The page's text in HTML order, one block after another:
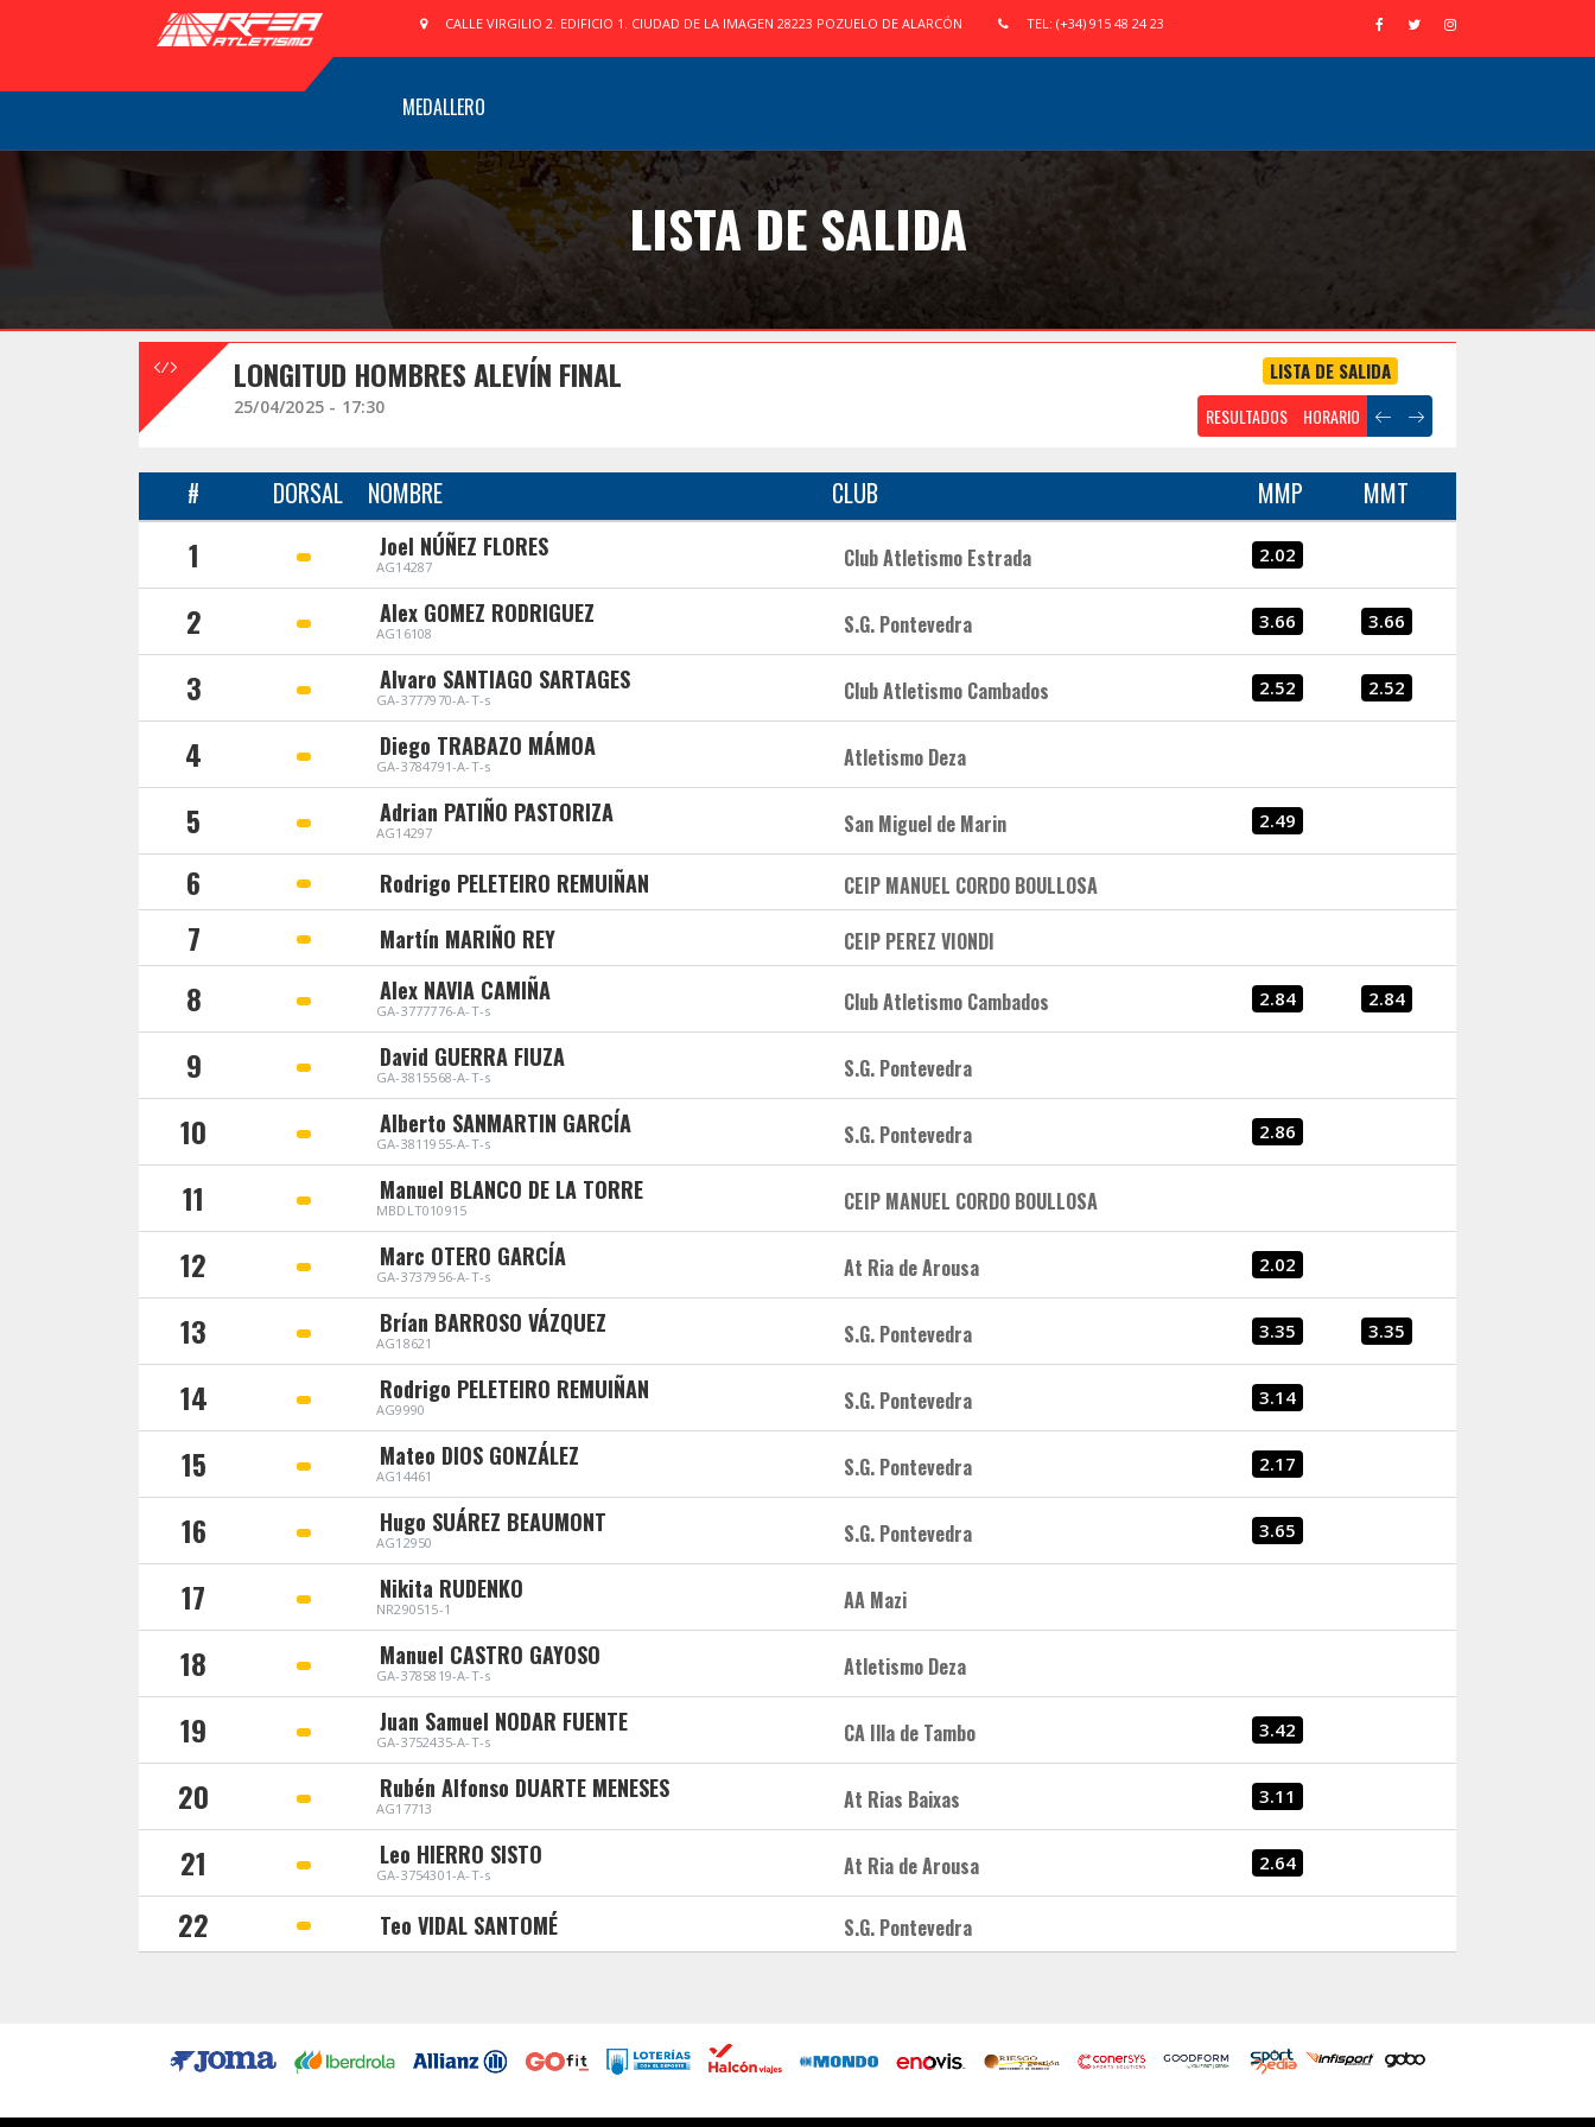
CALLE VIRGILIO 2. EDIFICIO 1. CIUDAD DE LA IMAGEN 28223 POZUELO DE ALARCÓN TEL: (+34) 915 48 24 23
MEDALLERO
LISTA DE SALIDA
LONGITUD HOMBRES ALEVÍN FINAL LISTA DE SALIDA
25/04/2025 - 17:30 RESULTADOS HORARIO
# DORSAL NOMBRE CLUB MMP MMT
1 Joel NÚÑEZ FLORES
AG14287 Club Atletismo Estrada 2.02
2 Alex GOMEZ RODRIGUEZ
AG16108 S.G. Pontevedra 3.66 3.66
3 Alvaro SANTIAGO SARTAGES
GA-3777970-A-T-s Club Atletismo Cambados 2.52 2.52
4 Diego TRABAZO MÁMOA
GA-3784791-A-T-s Atletismo Deza
5 Adrian PATIÑO PASTORIZA
AG14297 San Miguel de Marin 2.49
6 Rodrigo PELETEIRO REMUIÑAN CEIP MANUEL CORDO BOULLOSA
7 Martín MARIÑO REY CEIP PEREZ VIONDI
8 Alex NAVIA CAMIÑA
GA-3777776-A-T-s Club Atletismo Cambados 2.84 2.84
9 David GUERRA FIUZA
GA-3815568-A-T-s S.G. Pontevedra
10 Alberto SANMARTIN GARCÍA
GA-3811955-A-T-s S.G. Pontevedra 2.86
11 Manuel BLANCO DE LA TORRE
MBDLT010915 CEIP MANUEL CORDO BOULLOSA
12 Marc OTERO GARCÍA
GA-3737956-A-T-s At Ria de Arousa 2.02
13 Brían BARROSO VÁZQUEZ
AG18621 S.G. Pontevedra 3.35 3.35
14 Rodrigo PELETEIRO REMUIÑAN
AG9990 S.G. Pontevedra 3.14
15 Mateo DIOS GONZÁLEZ
AG14461 S.G. Pontevedra 2.17
16 Hugo SUÁREZ BEAUMONT
AG12950 S.G. Pontevedra 3.65
17 Nikita RUDENKO
NR290515-1 AA Mazi
18 Manuel CASTRO GAYOSO
GA-3785819-A-T-s Atletismo Deza
19 Juan Samuel NODAR FUENTE
GA-3752435-A-T-s CA Illa de Tambo 3.42
20 Rubén Alfonso DUARTE MENESES
AG17713 At Rias Baixas 3.11
21 Leo HIERRO SISTO
GA-3754301-A-T-s At Ria de Arousa 2.64
22 Teo VIDAL SANTOMÉ S.G. Pontevedra